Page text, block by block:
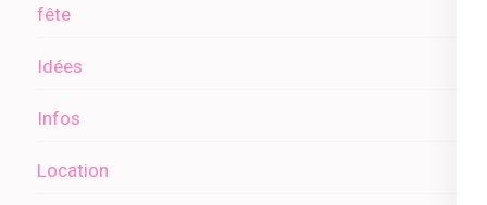
fête
Idées
Infos
Location